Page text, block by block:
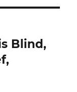
Blind,